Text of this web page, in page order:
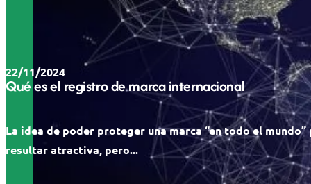
22/11/2024
Qué es el registro de marca internacional
La idea de poder proteger una marca “en todo el mundo”
resultar atractiva, pero...